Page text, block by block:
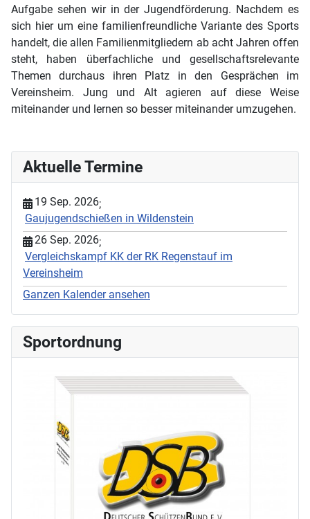
Aufgabe sehen wir in der Jugendförderung. Nachdem es
sich hier um eine familienfreundliche Variante des Sports
handelt, die allen Familienmitgliedern ab acht Jahren offen
steht, haben überfachliche und gesellschaftsrelevante
Themen durchaus ihren Platz in den Gesprächen im
Vereinsheim. Jung und Alt agieren auf diese Weise
miteinander und lernen so besser miteinander umzugehen.
Aktuelle Termine
19 Sep. 2026;
Gaujugendschießen in Wildenstein
26 Sep. 2026;
Vergleichskampf KK der RK Regenstauf im
Vereinsheim
Ganzen Kalender ansehen
Sportordnung